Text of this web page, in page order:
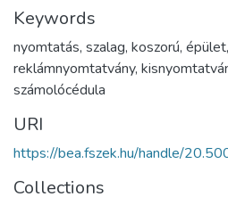
Keywords
nyomtatás, szalag, koszorú, épület,
reklámnyomtatvány,
számolócédula
URI
https://bea.fszek.hu/handle/
Collections